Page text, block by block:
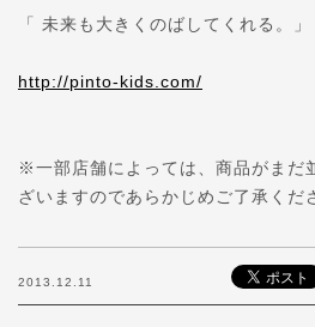
「 未来も大きくのばしてくれる。」
http://pinto-kids.com/
※一部店舗によっては、商品がまだ
ざいますのであらかじめご了承くだ
2013.12.11